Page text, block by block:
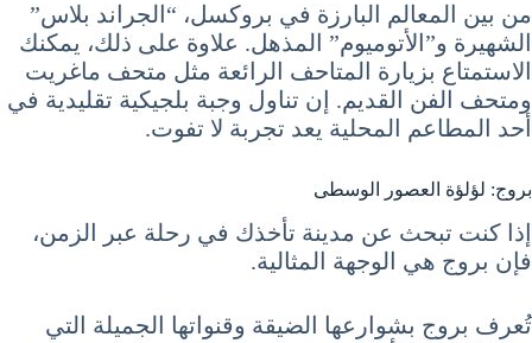
من بين المعالم البارزة في بروكسل، “الجراند بلاس”
الشهيرة و”الأتوميوم” المذهل. علاوة على ذلك، يمكنك
الاستمتاع بزيارة المتاحف الرائعة مثل متحف ماغريت
ومتحف الفن القديم. إن تناول وجبة بلجيكية تقليدية في
أحد المطاعم المحلية يعد تجربة لا تفوت.
بروج: لؤلؤة العصور الوسطى
إذا كنت تبحث عن مدينة تأخذك في رحلة عبر الزمن،
فإن بروج هي الوجهة المثالية.
تُعرف بروج بشوارعها الضيقة وقنواتها الجميلة التي